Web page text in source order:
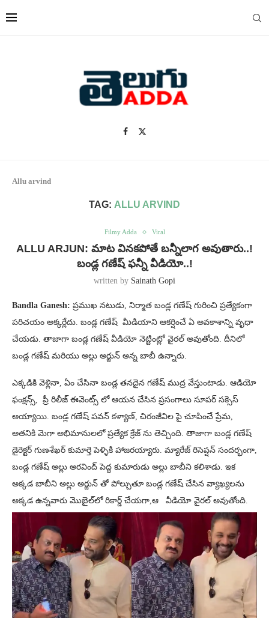
Allu arvind
TAG: ALLU ARVIND
Filmy Adda Viral
ALLU ARJUN: మాట వినకపోతే బన్నీలాగ అవుతారు..!
బండ్ల గణేష్ ఫన్నీ వీడియో..!
written by Sainath Gopi
Bandla Ganesh: ప్రముఖ నటుడు, నిర్మాత బండ్ల గణేష్ గురించి ప్రత్యేకంగా
పరిచయం అక్కర్లేదు. బండ్ల గణేష్ మీడియాని ఆకర్షించే ఏ అవకాశాన్ని వృధా
చేయడు. తాజాగా బండ్ల గణేష్ వీడియో నెట్టింట్లో వైరల్ అవుతోంది. దీనిలో
బండ్ల గణేష్‌ మరియు అల్లు అర్జున్ అన్న బాబీ ఉన్నారు.
ఎక్కడికి వెళ్లినా, ఏం చేసినా బండ్ల తనదైన గణేష్ ముద్ర వేస్తుంటాడు. ఆడియో
ఫంక్షన్స్, ప్రీ రిలీజ్ ఈవెంట్స్ లో ఆయన చేసిన ప్రసంగాలు సూపర్ సక్సెస్
అయ్యాయి. బండ్ల గణేష్ పవన్ కళ్యాణ్, చిరంజీవిల పై చూపించే ప్రేమ,
అతనికి మెగా అభిమానులలో ప్రత్యేక క్రేజ్ ను తెచ్చింది. తాజాగా బండ్ల గణేష్
డైరెక్టర్ గుణశేఖర్ కుమార్తె పెళ్ళికి హాజరయ్యారు. మ్యారేజ్ రిసెప్షన్ సందర్భంగా,
బండ్ల గణేష్ అల్లు అరవింద్ పెద్ద కుమారుడు అల్లు బాబీని కలిశాడు. ఇక
అక్కడ బాబీని అల్లు అర్జున్ తో పోల్చుతూ బండ్ల గణేష్ చేసిన వ్యాఖ్యలను
అక్కడ ఉన్నవారు మొబైల్‌లో రికార్డ్ చేయగా,ఆ వీడియో వైరల్ అవుతోంది.